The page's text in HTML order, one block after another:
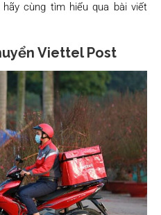
hãy cùng tìm hiểu qua bài viết
Viettel Post